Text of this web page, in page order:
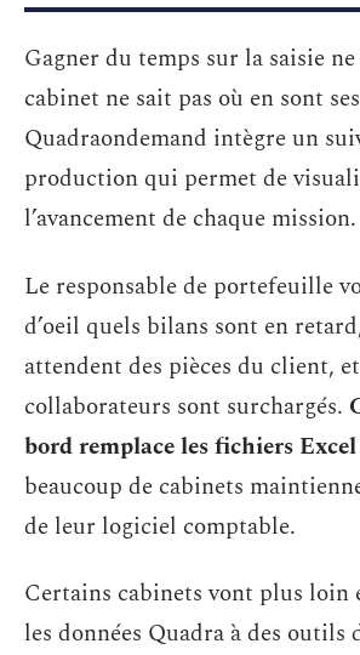
Gagner du temps sur la saisie
cabinet ne sait pas où en sont
Quadraondemand intègre un
production qui permet de
l’avancement de chaque mission.
Le responsable de portefeuille
d’oeil quels bilans sont en
attendent des pièces du client,
collaborateurs sont surchargés.
bord remplace les fichiers
beaucoup de cabinets
de leur logiciel comptable.
Certains cabinets vont plus loin
les données Quadra à des outils